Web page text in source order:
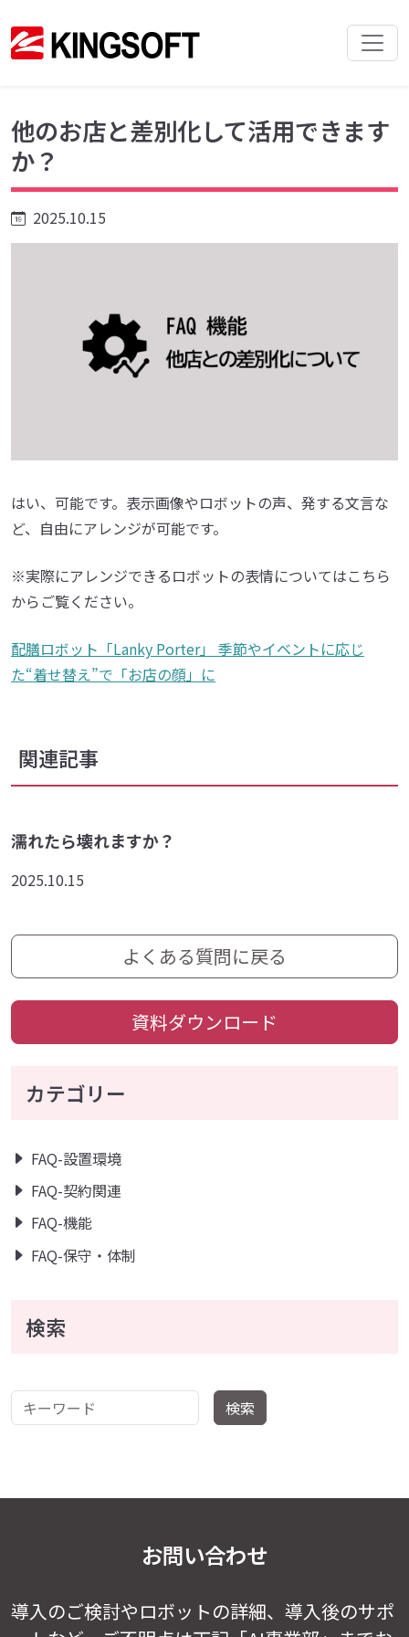
他のお店と差別化して活用できます
か？
2025.10.15
はい、可能です。表示画像やロボットの声、発する文言な
ど、自由にアレンジが可能です。
※実際にアレンジできるロボットの表情についてはこちら
からご覧ください。
配膳ロボット「Lanky Porter」 季節やイベントに応じ
た“着せ替え”で「お店の顔」に
関連記事
濡れたら壊れますか？
2025.10.15
よくある質問に戻る
資料ダウンロード
カテゴリー
FAQ-設置環境
FAQ-契約関連
FAQ-機能
FAQ-保守・体制
検索
キーワード 検索
お問い合わせ
導入のご検討やロボットの詳細、導入後のサポ